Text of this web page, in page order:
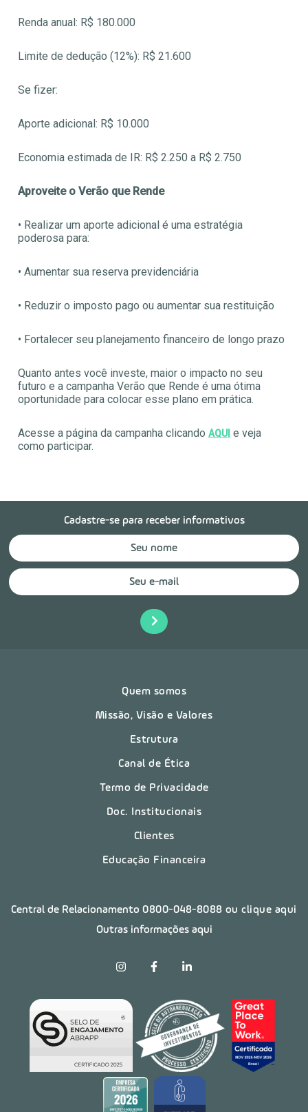
Renda anual: R$ 180.000
Limite de dedução (12%): R$ 21.600
Se fizer:
Aporte adicional: R$ 10.000
Economia estimada de IR: R$ 2.250 a R$ 2.750
Aproveite o Verão que Rende
• Realizar um aporte adicional é uma estratégia
poderosa para:
• Aumentar sua reserva previdenciária
• Reduzir o imposto pago ou aumentar sua restituição
• Fortalecer seu planejamento financeiro de longo prazo
Quanto antes você investe, maior o impacto no seu
futuro e a campanha Verão que Rende é uma ótima
oportunidade para colocar esse plano em prática.
Acesse a página da campanha clicandoAQUI e veja
como participar.
Cadastre-se para receber informativos
Quem somos
Missão, Visão e Valores
Estrutura
Canal de Ética
Termo de Privacidade
Doc. Institucionais
Clientes
Educação Financeira
Central de Relacionamento0800-048-8088 ou clique aqui
Outras informações aqui